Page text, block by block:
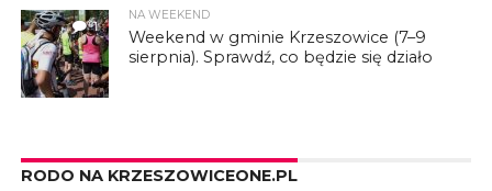
1
NA WEEKEND
Weekend w gminie Krzeszowice (7–9
sierpnia). Sprawdź, co będzie się działo
RODO NA KRZESZOWICEONE.PL